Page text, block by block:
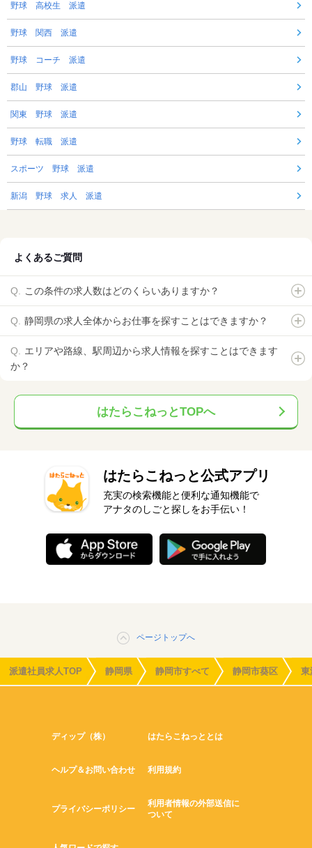
野球 高校生 派遣
野球 関西 派遣
野球 コーチ 派遣
郡山 野球 派遣
関東 野球 派遣
野球 転職 派遣
スポーツ 野球 派遣
新潟 野球 求人 派遣
よくあるご質問
この条件の求人数はどのくらいありますか？
静岡県の求人全体からお仕事を探すことはできますか？
エリアや路線、駅周辺から求人情報を探すことはできます
か？
はたらこねっとTOPへ
はたらこねっと公式アプリ
充実の検索機能と便利な通知機能で
アナタのしごと探しをお手伝い！
ページトップへ
派遣社員求人TOP 静岡県 静岡市すべて 静岡市葵区 東
ディップ（株） はたらこねっととは
ヘルプ＆お問い合わせ 利用規約
プライバシーポリシー
利用者情報の外部送信に
ついて